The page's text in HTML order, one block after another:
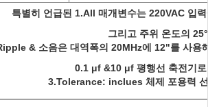
특별히 언급된 1.All 매개변수는 220VAC 입
그리고 주위 온도의
& 소음은 대역폭의 20MHz에 12"를 사용
0.1 μf &10 μf 평행선 축전기로
3.Tolerance: inclues 체제 포용력